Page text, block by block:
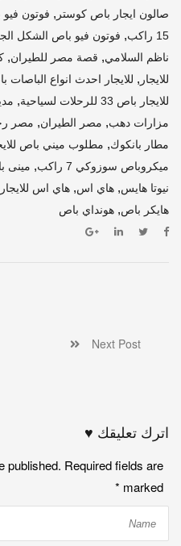
صالون ايجار باص كوستر , فوتون
15 راكب
,
ناظم السلامي, قصة مصر للطيران,
للايجار , للايجار احدث انواع الباصات
للايجار باص 33 للرحلات لسياحية ,
مزارات دهب, مصر الطيران, مصر
مطار بانكوك, مطلوب ميني باص
ميكروباص سوزوكي 7 راكب , مينى باص
نيوتا هايس, هاي اس, هاي اس للايجار
هايكر باص, هونداي باص
Next Post
اترك تعليقك ♥
published. Required fields are
marked
*